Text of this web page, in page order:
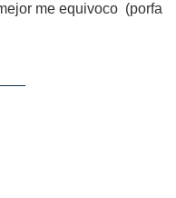
me equivoco (porfa